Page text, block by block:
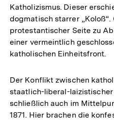
Katholizismus. Dieser
dogmatisch starrer
protestantischer Seite zu
einer vermeintlich
katholischen Einheitsfront.
Der Konflikt zwischen
staatlich-liberal-
schließlich auch im
1871. Hier brachen die